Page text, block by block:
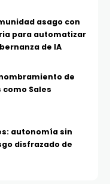
asago con
para automatizar
de IA
de
Sales
autonomía sin
disfrazado de